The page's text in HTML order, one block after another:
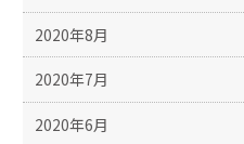
2020年8月
2020年7月
2020年6月